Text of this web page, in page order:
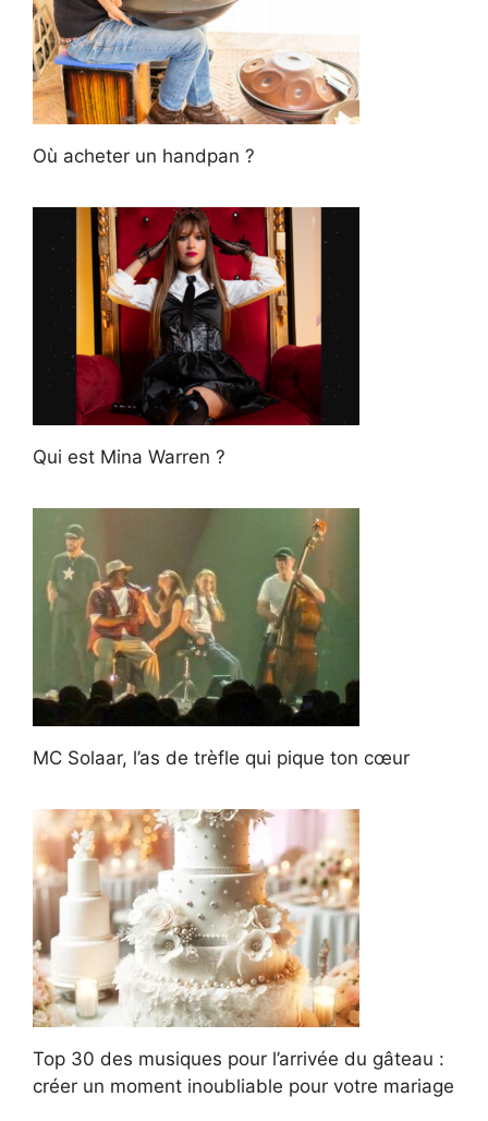
Où acheter un handpan ?
Qui est Mina Warren ?
MC Solaar, l’as de trèfle qui pique ton cœur
Top 30 des musiques pour l’arrivée du gâteau :
créer un moment inoubliable pour votre mariage